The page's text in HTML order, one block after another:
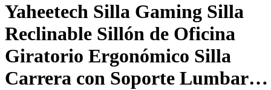
Yaheetech Silla Gaming Silla
Reclinable Sillón de Oficina
Giratorio Ergonómico Silla
Carrera con Soporte Lumbar…